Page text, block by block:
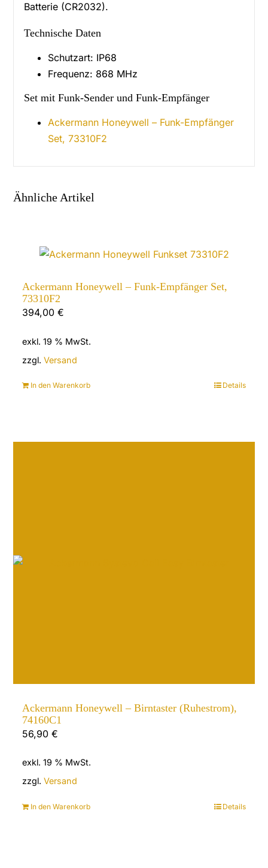
Batterie (CR2032).
Technische Daten
Schutzart: IP68
Frequenz: 868 MHz
Set mit Funk-Sender und Funk-Empfänger
Ackermann Honeywell – Funk-Empfänger
Set, 73310F2
Ähnliche Artikel
Ackermann Honeywell – Funk-Empfänger Set,
73310F2
394,00€
exkl. 19 % MwSt.
zzgl.Versand
In den Warenkorb Details
Ackermann Honeywell – Birntaster (Ruhestrom),
74160C1
56,90€
exkl. 19 % MwSt.
zzgl.Versand
In den Warenkorb Details